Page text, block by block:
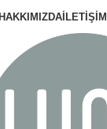
İLETIŞIM